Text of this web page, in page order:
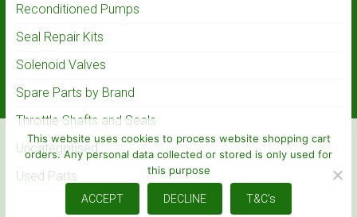
Reconditioned Pumps
Seal Repair Kits
Solenoid Valves
Spare Parts by Brand
Throttle Shafts and Seals
Uncategorised
Used Parts
This website uses cookies to process website shopping cart
orders. Any personal data collected or stored is only used for
this purpose
ACCEPT DECLINE T&C's